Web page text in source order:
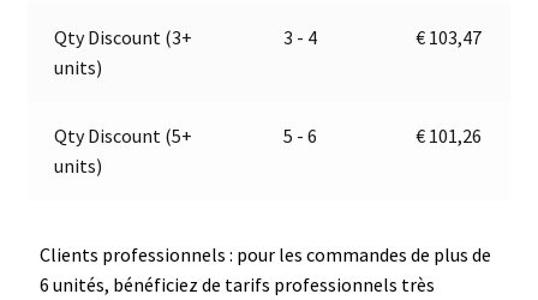
06064Qty Discount (3+
units)
3 - 4 € 103,47
Qty Discount (5+
units)
5 - 6 € 101,26
Clients professionnels : pour les commandes de plus de
6 unités, bénéficiez de tarifs professionnels très